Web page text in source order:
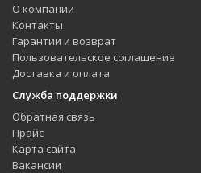
О компании
Контакты
Гарантии и возврат
Пользовательское соглашение
Доставка и оплата
Служба поддержки
Обратная связь
Прайс
Карта сайта
Вакансии